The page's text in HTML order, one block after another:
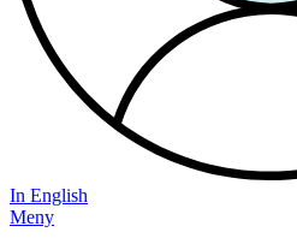
In English
Meny